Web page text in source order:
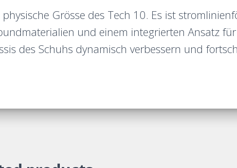
Grösse des Tech 10. Es ist
und einem integrierten Ansatz
des Schuhs dynamisch verbessern und